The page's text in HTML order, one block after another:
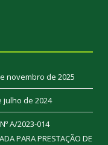
novembro de 2025
julho de 2024
A/2023-014
PARA PRESTAÇÃO DE